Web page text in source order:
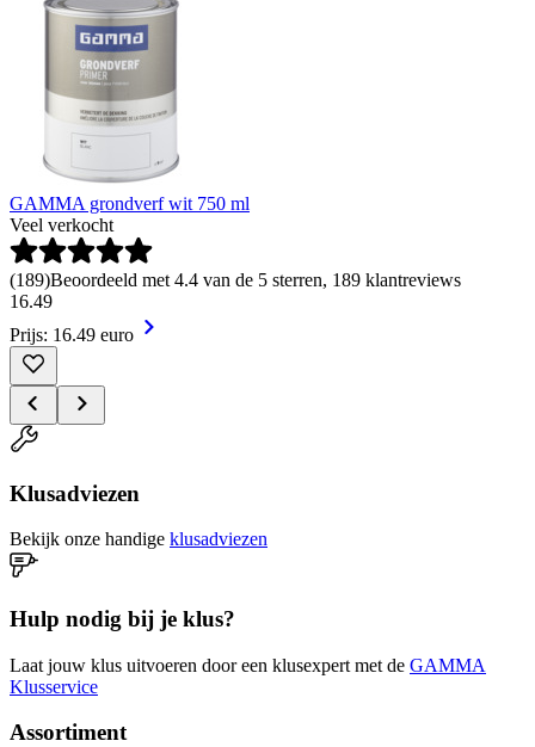
GAMMA grondverf wit 750 ml
Veel verkocht
(189)Beoordeeld met 4.4 van de 5 sterren, 189 klantreviews
16.49
Prijs: 16.49 euro
Klusadviezen
Bekijk onze handige klusadviezen
Hulp nodig bij je klus?
Laat jouw klus uitvoeren door een klusexpert met de GAMMA
Klusservice
Assortiment